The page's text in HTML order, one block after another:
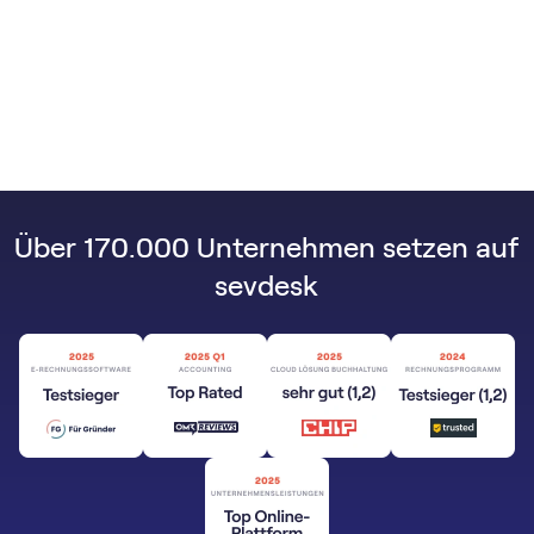
Über 170.000 Unternehmen setzen auf
sevdesk